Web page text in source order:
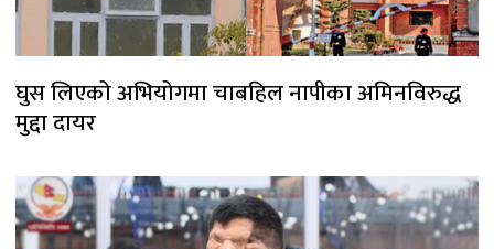
घुस लिएको अभियोगमा चाबहिल नापीका अमिनविरुद्ध
मुद्दा दायर